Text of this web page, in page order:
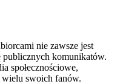
nie zawsze jest
publicznych komunikatów.
społecznościowe,
wielu swoich fanów.